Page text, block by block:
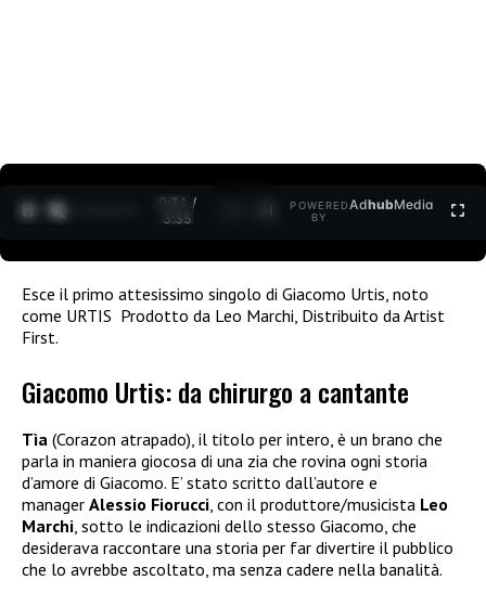
0:32 /
3:35
POWERED
BY
AdhubMedia
Esce il primo attesissimo singolo di Giacomo Urtis, noto
come URTIS Prodotto da Leo Marchi, Distribuito da Artist
First.
Giacomo Urtis: da chirurgo a cantante
Tìa (Corazon atrapado), il titolo per intero, è un brano che
parla in maniera giocosa di una zia che rovina ogni storia
d’amore di Giacomo. E’ stato scritto dall’autore e
manager Alessio Fiorucci, con il produttore/musicista Leo
Marchi, sotto le indicazioni dello stesso Giacomo, che
desiderava raccontare una storia per far divertire il pubblico
che lo avrebbe ascoltato, ma senza cadere nella banalità.